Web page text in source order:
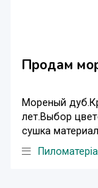
Продам
Мореный
лет.Выбор
сушка